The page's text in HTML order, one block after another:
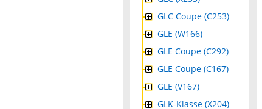
GLC Coupe (C253)
GLE (W166)
GLE Coupe (C292)
GLE Coupe (C167)
GLE (V167)
GLK-Klasse (X204)